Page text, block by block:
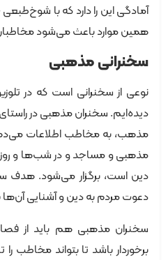
آمادگی این را دارد که با
همین موارد باعث می‌شود
سخنرانی مذهبی
نوعی از سخنرانی است که در
دیده‌ایم. سخنران مذهبی در
مذهب، به مخاطب اطلاعات
مذهبی و مساجد و در شب‌ها و
دین است، برگزار می‌شود. هدف
دعوت مردم به دین و آشنایی
سخنران مذهبی هم باید از
برخوردار باشد تا بتواند مخاطب